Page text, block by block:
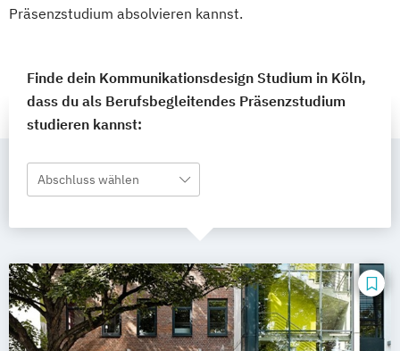
Präsenzstudium absolvieren kannst.
Finde dein Kommunikationsdesign Studium in Köln,
dass du als Berufsbegleitendes Präsenzstudium
studieren kannst:
Abschluss wählen